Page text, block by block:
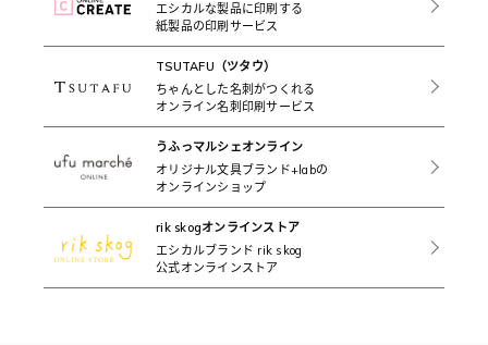
エシカルな製品に印刷する
紙製品の印刷サービス
TSUTAFU（ツタウ）
ちゃんとした名刺がつくれる
オンライン名刺印刷サービス
うふっマルシェオンライン
オリジナル文具ブランド+labの
オンラインショップ
rik skogオンラインストア
エシカルブランド rik skog
公式オンラインストア